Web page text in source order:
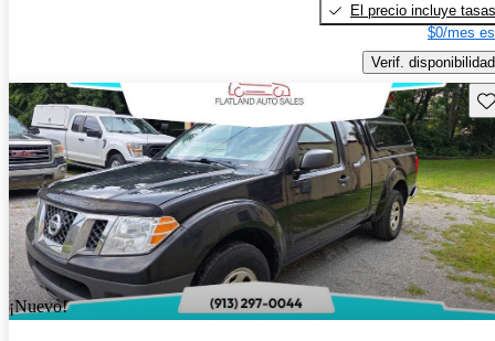
El precio incluye tasas
$0/mes
Verif. disponibilidad
¡Nuevo!